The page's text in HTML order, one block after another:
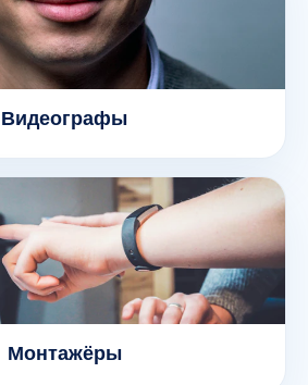
Видеографы
Монтажёры